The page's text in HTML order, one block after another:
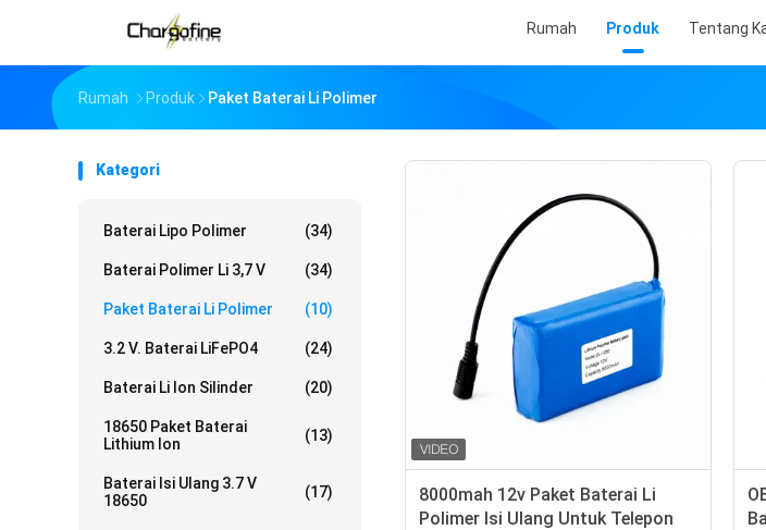
Rumah Produk Tentang
Rumah Produk Paket Baterai Li Polimer
Kategori
Baterai Lipo Polimer (34)
Baterai Polimer Li 3,7 V (34)
Paket Baterai Li Polimer (10)
3.2 V. Baterai LiFePO4 (24)
Baterai Li Ion Silinder (20)
18650 Paket Baterai
Lithium Ion
(13)
Baterai Isi Ulang 3.7 V
18650
(17)
8000mah 12v Paket Baterai Li
Polimer Isi Ulang Untuk Telepon